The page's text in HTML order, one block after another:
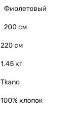
Фиолетовый
200 см
220 см
1.45 кг
Tkano
100% хлопок